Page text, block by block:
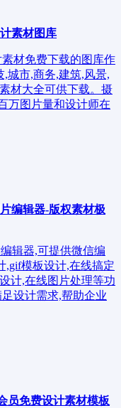
素材图库
材免费下载的图库作
,城市,商务,建筑,风景,
材大全可供下载。摄
万图片量和设计师在
编辑器-版权素材极
辑器,可提供微信编
,gif模板设计,在线搞定
计,在线图片处理等功
设计需求,帮助企业
员免费设计素材模板